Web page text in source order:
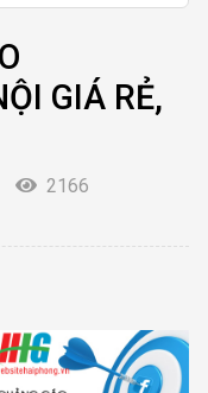
GIÁ RẺ,
2166